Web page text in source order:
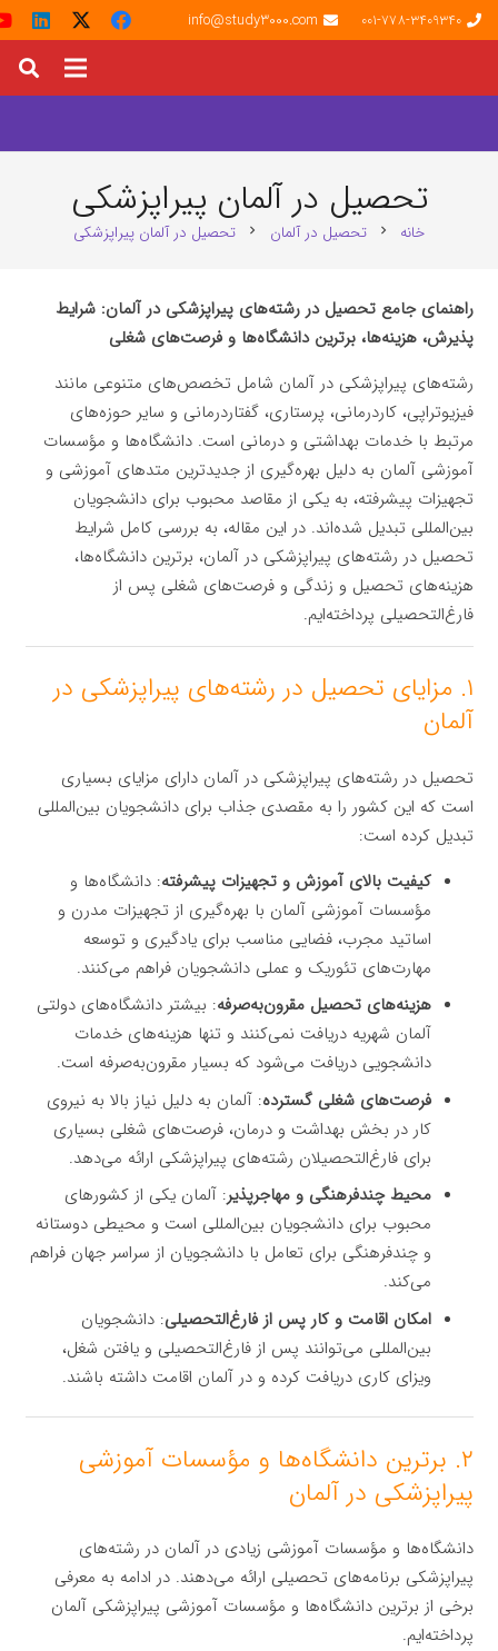
001-778-3409340
info@study3000.com
تحصیل در آلمان پیراپزشکی
خانه chevron_right تحصیل در آلمان chevron_right تحصیل در آلمان پیراپزشکی
راهنمای جامع تحصیل در رشته‌های پیراپزشکی در آلمان: شرایط
پذیرش، هزینه‌ها، برترین دانشگاه‌ها و فرصت‌های شغلی
رشته‌های پیراپزشکی در آلمان شامل تخصص‌های متنوعی مانند
فیزیوتراپی، کاردرمانی، پرستاری، گفتاردرمانی و سایر حوزه‌های
مرتبط با خدمات بهداشتی و درمانی است. دانشگاه‌ها و مؤسسات
آموزشی آلمان به دلیل بهره‌گیری از جدیدترین متدهای آموزشی و
تجهیزات پیشرفته، به یکی از مقاصد محبوب برای دانشجویان
بین‌المللی تبدیل شده‌اند. در این مقاله، به بررسی کامل شرایط
تحصیل در رشته‌های پیراپزشکی در آلمان، برترین دانشگاه‌ها،
هزینه‌های تحصیل و زندگی و فرصت‌های شغلی پس از
فارغ‌التحصیلی پرداخته‌ایم.
۱. مزایای تحصیل در رشته‌های پیراپزشکی در
آلمان
تحصیل در رشته‌های پیراپزشکی در آلمان دارای مزایای بسیاری
است که این کشور را به مقصدی جذاب برای دانشجویان بین‌المللی
تبدیل کرده است:
کیفیت بالای آموزش و تجهیزات پیشرفته: دانشگاه‌ها و
مؤسسات آموزشی آلمان با بهره‌گیری از تجهیزات مدرن و
اساتید مجرب، فضایی مناسب برای یادگیری و توسعه
مهارت‌های تئوریک و عملی دانشجویان فراهم می‌کنند.
هزینه‌های تحصیل مقرون‌به‌صرفه: بیشتر دانشگاه‌های دولتی
آلمان شهریه دریافت نمی‌کنند و تنها هزینه‌های خدمات
دانشجویی دریافت می‌شود که بسیار مقرون‌به‌صرفه است.
فرصت‌های شغلی گسترده: آلمان به دلیل نیاز بالا به نیروی
کار در بخش بهداشت و درمان، فرصت‌های شغلی بسیاری
برای فارغ‌التحصیلان رشته‌های پیراپزشکی ارائه می‌دهد.
محیط چندفرهنگی و مهاجرپذیر: آلمان یکی از کشورهای
محبوب برای دانشجویان بین‌المللی است و محیطی دوستانه
و چندفرهنگی برای تعامل با دانشجویان از سراسر جهان فراهم
می‌کند.
امکان اقامت و کار پس از فارغ‌التحصیلی: دانشجویان
بین‌المللی می‌توانند پس از فارغ‌التحصیلی و یافتن شغل،
ویزای کاری دریافت کرده و در آلمان اقامت داشته باشند.
۲. برترین دانشگاه‌ها و مؤسسات آموزشی
پیراپزشکی در آلمان
دانشگاه‌ها و مؤسسات آموزشی زیادی در آلمان در رشته‌های
پیراپزشکی برنامه‌های تحصیلی ارائه می‌دهند. در ادامه به معرفی
برخی از برترین دانشگاه‌ها و مؤسسات آموزشی پیراپزشکی آلمان
پرداخته‌ایم.